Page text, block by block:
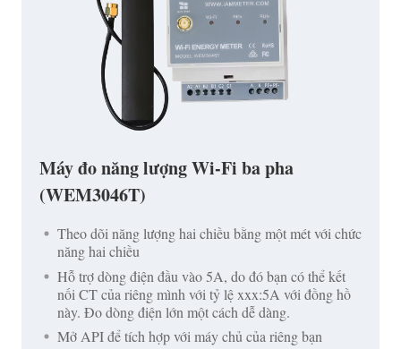
Máy đo năng lượng Wi-Fi ba pha
(WEM3046T)
Theo dõi năng lượng hai chiều bằng một mét với chức
năng hai chiều
Hỗ trợ dòng điện đầu vào 5A, do đó bạn có thể kết
nối CT của riêng mình với tỷ lệ xxx:5A với đồng hồ
này. Đo dòng điện lớn một cách dễ dàng.
Mở API để tích hợp với máy chủ của riêng bạn